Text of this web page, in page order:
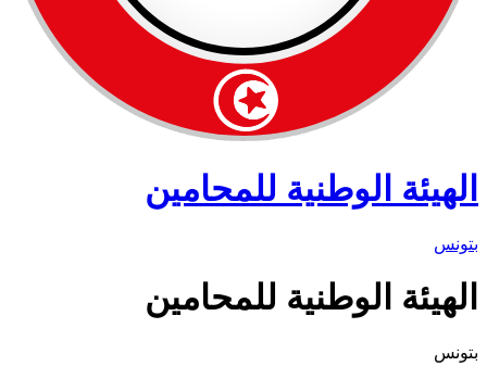
الهيئة الوطنية للمحامين
بتونس
الهيئة الوطنية للمحامين
بتونس